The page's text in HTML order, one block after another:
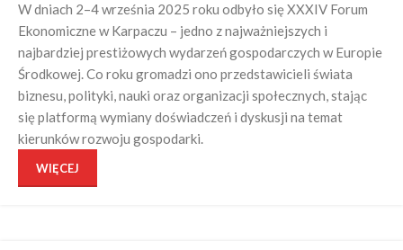
W dniach 2–4 września 2025 roku odbyło się XXXIV Forum
Ekonomiczne w Karpaczu – jedno z najważniejszych i
najbardziej prestiżowych wydarzeń gospodarczych w Europie
Środkowej. Co roku gromadzi ono przedstawicieli świata
biznesu, polityki, nauki oraz organizacji społecznych, stając
się platformą wymiany doświadczeń i dyskusji na temat
kierunków rozwoju gospodarki.
WIĘCEJ